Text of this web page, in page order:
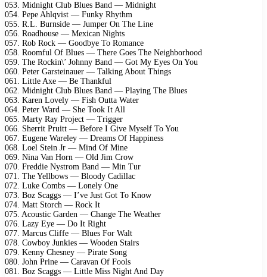
053. Midnight Club Blues Band — Midnight
054. Pepe Ahlqvist — Funky Rhythm
055. R.L. Burnside — Jumper On The Line
056. Roadhouse — Mexican Nights
057. Rob Rock — Goodbye To Romance
058. Roomful Of Blues — There Goes The Neighborhood
059. The Rockin\’ Johnny Band — Got My Eyes On You
060. Peter Garsteinauer — Talking About Things
061. Little Axe — Be Thankful
062. Midnight Club Blues Band — Playing The Blues
063. Karen Lovely — Fish Outta Water
064. Peter Ward — She Took It All
065. Marty Ray Project — Trigger
066. Sherrit Pruitt — Before I Give Myself To You
067. Eugene Wareley — Dreams Of Happiness
068. Loel Stein Jr — Mind Of Mine
069. Nina Van Horn — Old Jim Crow
070. Freddie Nystrom Band — Min Tur
071. The Yellbows — Bloody Cadillac
072. Luke Combs — Lonely One
073. Boz Scaggs — I’ve Just Got To Know
074. Matt Storch — Rock It
075. Acoustic Garden — Change The Weather
076. Lazy Eye — Do It Right
077. Marcus Cliffe — Blues For Walt
078. Cowboy Junkies — Wooden Stairs
079. Kenny Chesney — Pirate Song
080. John Prine — Caravan Of Fools
081. Boz Scaggs — Little Miss Night And Day